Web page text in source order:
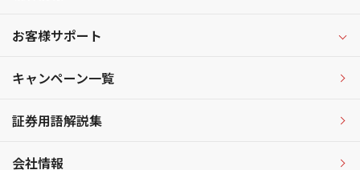
お客様サポート
キャンペーン一覧
証券用語解説集
会社情報